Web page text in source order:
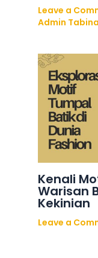
Leave a
Admin Tabina
Kenali
Warisan
Kekinian
Leave a